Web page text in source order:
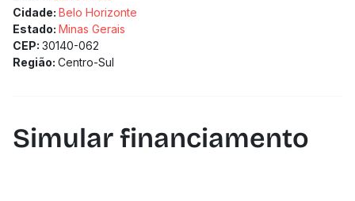
Cidade: Belo Horizonte
Estado: Minas Gerais
CEP: 30140-062
Região: Centro-Sul
Simular financiamento